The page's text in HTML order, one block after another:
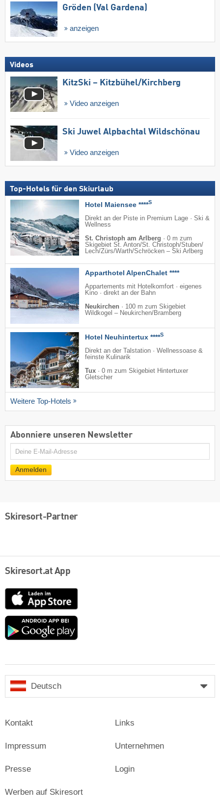
Gröden (Val Gardena)
anzeigen
Videos
KitzSki – Kitzbühel/​Kirchberg
Video anzeigen
Ski Juwel Alpbachtal Wildschönau
Video anzeigen
Top-Hotels für den Skiurlaub
Hotel Maiensee ****S
Direkt an der Piste in Premium Lage · Ski &
Wellness
St. Christoph am Arlberg · 0 m zum
Skigebiet St. Anton/​St. Christoph/​Stuben/​
Lech/​Zürs/​Warth/​Schröcken – Ski Arlberg
Apparthotel AlpenChalet ****
Appartements mit Hotelkomfort · eigenes
Kino · direkt an der Bahn
Neukirchen · 100 m zum Skigebiet
Wildkogel – Neukirchen/​Bramberg
Hotel Neuhintertux ****S
Direkt an der Talstation · Wellnessoase &
feinste Kulinarik
Tux · 0 m zum Skigebiet Hintertuxer
Gletscher
Weitere Top-Hotels
Abonniere unseren Newsletter
E-
Anmelden
Skiresort-Partner
Skiresort.at App
App
Store
Google
Deutsch
Kontakt
Impressum
Presse
Links
Unternehmen
Login
Werben auf Skiresort